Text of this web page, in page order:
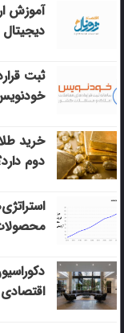
آموزش
دیجیتال
ثبت
خرید
دوم
اقتصادی